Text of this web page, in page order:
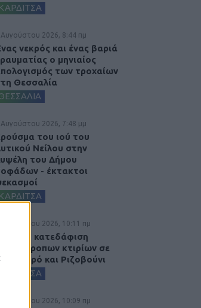
ΚΑΡΔΙΤΣΑ
Αυγούστου 2026, 8:44 πμ
νεκρός και ένας βαριά
ο μηνιαίος
των τροχαίων
Θεσσαλία
Αυγούστου 2026, 7:48 μμ
του ιού του
Νείλου στην
του Δήμου
- έκτακτοι
ΚΑΡΔΙΤΣΑ
Αυγούστου 2026, 10:11 πμ
Ξεκινά η κατεδάφιση
ετοιμόρροπων κτιρίων σε
και Ριζοβούνι
ΚΑΡΔΙΤΣΑ
Αυγούστου 2026, 10:09 πμ